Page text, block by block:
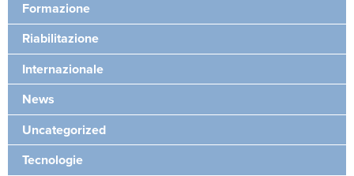
Formazione
Riabilitazione
Internazionale
News
Uncategorized
Tecnologie